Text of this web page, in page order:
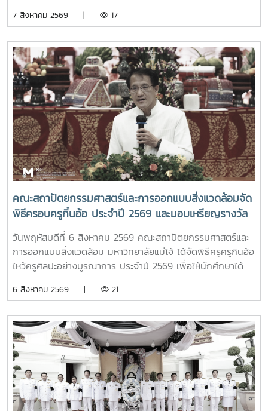
ได้รับเกียรติจาก ศาสตราจารย์ ดร.ยศชนัน วงศ์สวัสดิ์ รองนายก
วิทยาศาสตร์ วิจัยและนวัตกรรม เป็นประธานเปิดงาน ณ โรงแรม
เซ็นทารา แกรนด์ แอท เซ็นทรัลพลาซ่าลาดพร้าว กทม.สำหรับ
การประชุม Thai University Presidential Forum 2026 มี
นายดนุพร ปุณณกันต์ ผู้ช่วยรัฐมนตรีประจำกระทรวง อว.
ทพญ.ศรีญาดา ปาลิมาพันธ์ ที่ปรึกษา รมว.อว. ศ.ดร.ศุภชัย
ปทุมนากุล ปลัดกระทรวง อว. ดร.พันธุ์เพิ่มศักดิ์ อารุณี รองปลัด
กระทรวง อว. นางศรินยา สาขากร ผู้ช่วยปลัดกระทรวง อว.
คณะผู้บริหารหน่วยงานในกระทรวง อว. Professor Tan Eng
Chye, President, National University of Singapore
Professor Yang Bin , Vice Chancellor, Tsinghua
University Council Professor Tan Eng Chye อธิการบดี
มหาวิทยาลัยแห่งชาติสิงคโปร์ Professor Yang Bin รองประธาน
สภามหาวิทยาลัยชิงหวา ตลอดจนประธานที่ประชุมอธิการบดี ทั้ง
4 แห่ง ได้แก่ ที่ประชุมอธิการบดีแห่งประเทศไทย (ทปอ.) ที่ประชุม
อธิการบดีมหาวิทยาลัยราชภัฏ (ทปอ.มรภ.) ที่ประชุมอธิการบดี
มหาวิทยาลัยเทคโนโลยีราชมงคล (ทปอ.มทร.) สมาคมสถาบัน
แลกเปลี่ยนประสบการณ์ด้าน Reinventing University ผ่าน
ผู้นำเครือข่ายอุดมศึกษา การนำเสนอกรณีศึกษาการประยุกต์ใช้
AI และนวัตกรรมจากภาคเอกชน รวมถึงกิจกรรม Forum-to-
Action เพื่อร่วมกำหนดข้อเสนอเชิงนโยบายและแผนปฏิบัติการใน
การขับเคลื่อนมหาวิทยาลัยไทยในอนาคตการเข้าร่วมประชุมในครั้ง
นี้มหาวิทยาลัยแม่โจ้ติดตามทิศทางการเปลี่ยนแปลงของการ
อุดมศึกษาไทย พร้อมแลกเปลี่ยนองค์ความรู้และสร้างความร่วม
มือกับเครือข่ายสถาบันอุดมศึกษาทั่วประเทศ เพื่อร่วมกันพัฒนา
7 สิงหาคม 2569 | 17
คณะสถาปัตยกรรมศาสตร์และการออกแบบสิ่งแวดล้อมจัด
พิธีครอบครูกิ๋นอ้อ ประจำปี 2569 และมอบเหรียญรางวัล
เรียนดี เกียรติบัตรแก่นักศึกษาที่สร้างชื่อเสียง เพื่อสืบสาน
ประเพณีอันทรงคุณค่า แสดงความเคารพต่อครูบาอาจารย์
และความเป็นสิริมงคลก่อนเริ่มต้นเส้นทางแห่งการเรียนรู้
วันพฤหัสบดีที่ 6 สิงหาคม 2569 คณะสถาปัตยกรรมศาสตร์และ
การออกแบบสิ่งแวดล้อม มหาวิทยาลัยแม่โจ้ ได้จัดพิธีครูครูกินอ้อ
ไหว้ครูศิลปะอย่างบูรณาการ ประจำปี 2569 เพื่อให้นักศึกษาได้
อาจารย์ เกิดตระหนักถึงความสำคัญของศิลปวัฒนธรรมไทย และ
ตลอดจนเป็นการเสริมสร้างขวัญและกำลังใจให้กับนักศึกษาคณะ
สถาปัตยกรรมศาสตร์และการออกแบบสิ่งแวดล้อมทั้งนี้ได้รับ
เกียรติจาก รองศาสตราจารย์ ดร.เกรียงศักดิ์ ศรีเงินยวง รอง
อธิการบดี เป็นประธานในพิธี และกล่าวรายงานความเป็นมาและ
ความสำคัญของพิธีครอบครูกิ๋นอ้อ โดย อาจารย์ ดร.โชคอนันต์
วาณิชย์เลิศธนาสาร คณบดีคณะสถาปัตยกรรมฯ และทำพิธีครอบ
6 สิงหาคม 2569 | 21